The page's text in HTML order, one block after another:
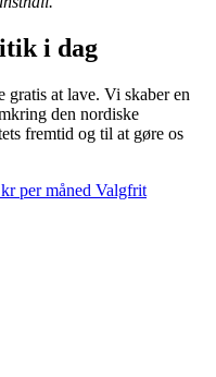
i dag
at lave. Vi skaber en
den nordiske
fremtid og til at gøre os
per måned Valgfrit